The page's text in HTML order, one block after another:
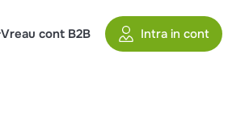
Vreau cont B2B Intra in cont